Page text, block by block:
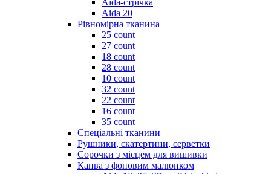
Aida 20
Рівномірна тканина
25 count
27 count
18 count
28 count
10 count
32 count
22 count
16 count
35 count
Спеціальні тканини
Рушники, скатертини, серветки
Сорочки з місцем для вишивки
Канва з фоновим малюнком